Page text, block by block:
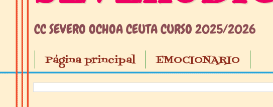
CC SEVERO OCHOA CEUTA CURSO 2025/2026
Página principal EMOCIONARIO